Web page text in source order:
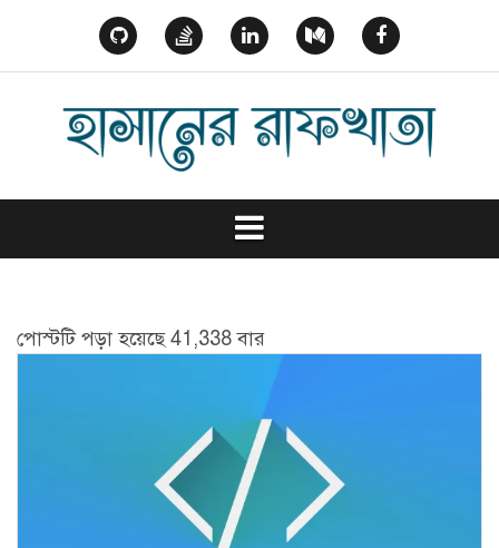
content
পোস্টটি পড়া হয়েছে 41,338 বার